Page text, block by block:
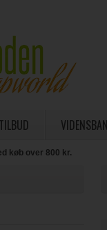
TILBUD
køb over 800 kr.